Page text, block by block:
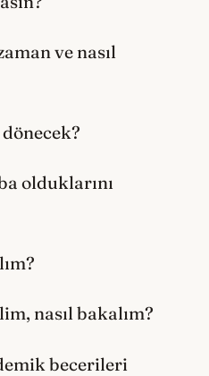
ve nasıl
olduklarını
nasıl bakalım?
becerileri